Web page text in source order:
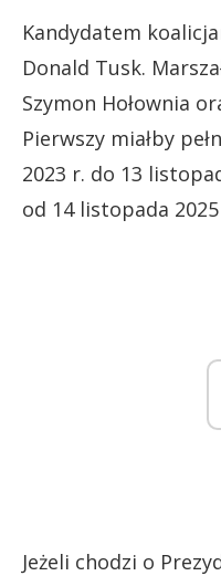
Kandydatem
Donald Tusk.
Szymon Hołownia
Pierwszy miałby
2023 r. do 13
od 14 listopada
Jeżeli chodzi o